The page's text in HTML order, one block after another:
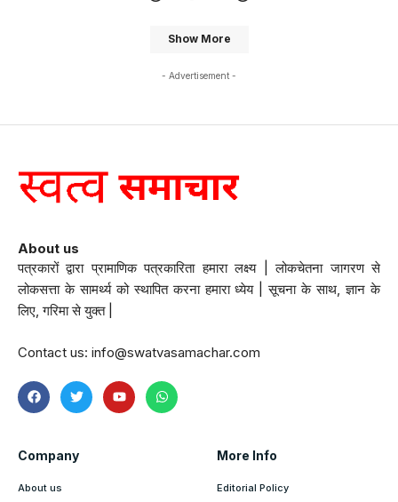
Show More
- Advertisement -
About us
पत्रकारों द्वारा प्रामाणिक पत्रकारिता हमारा लक्ष्य | लोकचेतना जागरण से
लोकसत्ता के सामर्थ्य को स्थापित करना हमारा ध्येय | सूचना के साथ, ज्ञान के
लिए, गरिमा से युक्त |
Contact us: info@swatvasamachar.com
Company
About us
More Info
Editorial Policy